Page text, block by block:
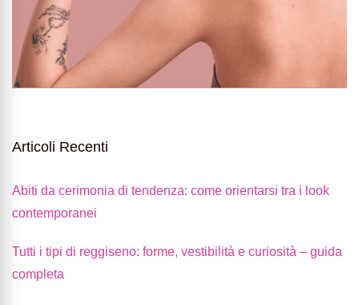
Articoli Recenti
Abiti da cerimonia di tendenza: come orientarsi tra i look
contemporanei
Tutti i tipi di reggiseno: forme, vestibilità e curiosità – guida
completa